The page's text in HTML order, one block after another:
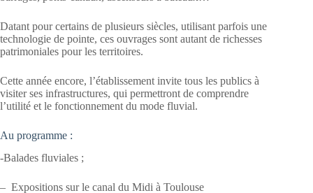
Datant pour certains de plusieurs siècles, utilisant parfois une
technologie de pointe, ces ouvrages sont autant de richesses
patrimoniales pour les territoires.
Cette année encore, l’établissement invite tous les publics à
visiter ses infrastructures, qui permettront de comprendre
l’utilité et le fonctionnement du mode fluvial.
Au programme :
-Balades fluviales ;
– Expositions sur le canal du Midi à Toulouse